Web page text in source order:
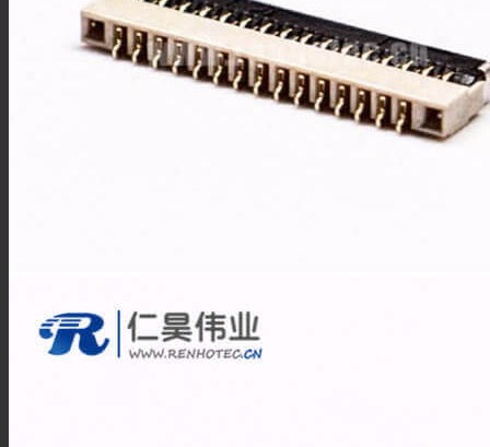
MCX连接器